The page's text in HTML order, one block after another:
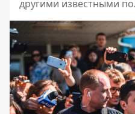
другими известными